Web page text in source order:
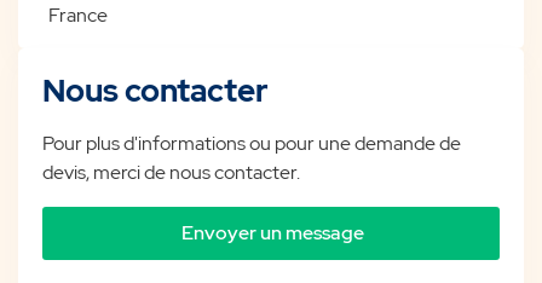
France
Nous contacter
Pour plus d'informations ou pour une demande de
devis, merci de nous contacter.
Envoyer un message